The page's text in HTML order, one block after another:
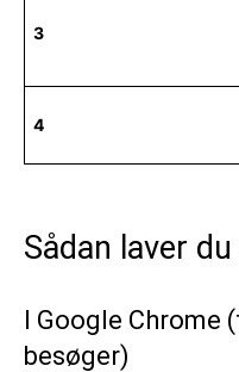
3
4
Sådan laver
I Google Chrome
besøger)